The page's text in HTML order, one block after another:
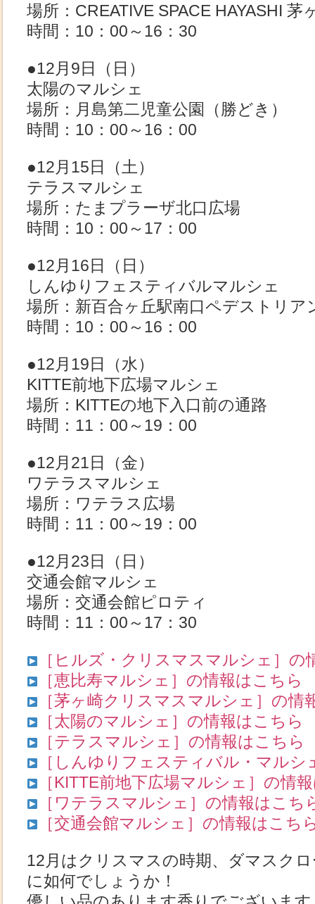
場所：CREATIVE SPACE HAYASHI 茅
時間：10：00～16：30
●12月9日（日）
太陽のマルシェ
場所：月島第二児童公園（勝どき）
時間：10：00～16：00
●12月15日（土）
テラスマルシェ
場所：たまプラーザ北口広場
時間：10：00～17：00
●12月16日（日）
しんゆりフェスティバルマルシェ
場所：新百合ヶ丘駅南口ペデストリア
時間：10：00～16：00
●12月19日（水）
KITTE前地下広場マルシェ
場所：KITTEの地下入口前の通路
時間：11：00～19：00
●12月21日（金）
ワテラスマルシェ
場所：ワテラス広場
時間：11：00～19：00
●12月23日（日）
交通会館マルシェ
場所：交通会館ピロティ
時間：11：00～17：30
［ヒルズ・クリスマスマルシェ］の
［恵比寿マルシェ］の情報はこちら
［茅ヶ崎クリスマスマルシェ］の情
［太陽のマルシェ］の情報はこちら
［テラスマルシェ］の情報はこちら
［しんゆりフェスティバル・マル
［KITTE前地下広場マルシェ］の情
［ワテラスマルシェ］の情報はこち
［交通会館マルシェ］の情報はこち
12月はクリスマスの時期、ダマスク
に如何でしょうか！